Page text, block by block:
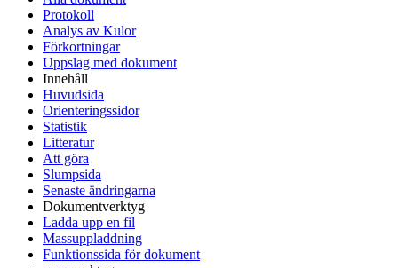
Protokoll
Analys av Kulor
Förkortningar
Uppslag med dokument
Innehåll
Huvudsida
Orienteringssidor
Statistik
Litteratur
Att göra
Slumpsida
Senaste ändringarna
Dokumentverktyg
Ladda upp en fil
Massuppladdning
Funktionssida för dokument